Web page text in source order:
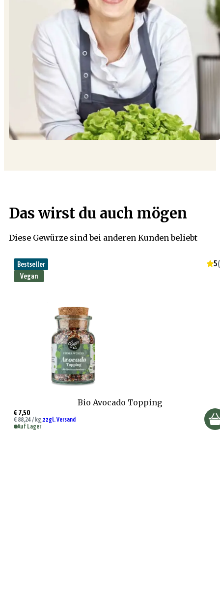
Das wirst du auch mögen
Diese Gewürze sind bei anderen Kunden beliebt
Bestseller
Vegan
5(
Bio Avocado Topping
€ 7,50
€ 88,24 / kg,zzgl. Versand
Auf Lager